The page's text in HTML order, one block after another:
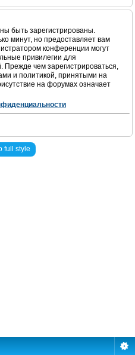
быть зарегистрированы.
минут, но предоставляет вам
конференции могут
привилегии для
Прежде чем зарегистрироваться,
и политикой, принятыми на
на форумах означает
full style